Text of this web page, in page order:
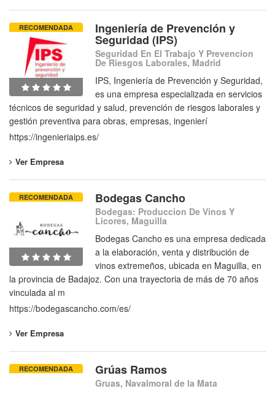
RECOMENDADA Ingeniería de Prevención y
Seguridad (IPS)
Seguridad En El Trabajo Y Prevencion
De Riesgos Laborales, Madrid
IPS, Ingeniería de Prevención y Seguridad,
es una empresa especializada en servicios
técnicos de seguridad y salud, prevención de riesgos laborales y
gestión preventiva para obras, empresas, ingenierí
https://ingenieriaips.es/
Ver Empresa
RECOMENDADA Bodegas Cancho
Bodegas: Produccion De Vinos Y
Licores, Maguilla
Bodegas Cancho es una empresa dedicada
a la elaboración, venta y distribución de
vinos extremeños, ubicada en Maguilla, en
la provincia de Badajoz. Con una trayectoria de más de 70 años
vinculada al m
https://bodegascancho.com/es/
Ver Empresa
RECOMENDADA Grúas Ramos
Gruas, Navalmoral de la Mata